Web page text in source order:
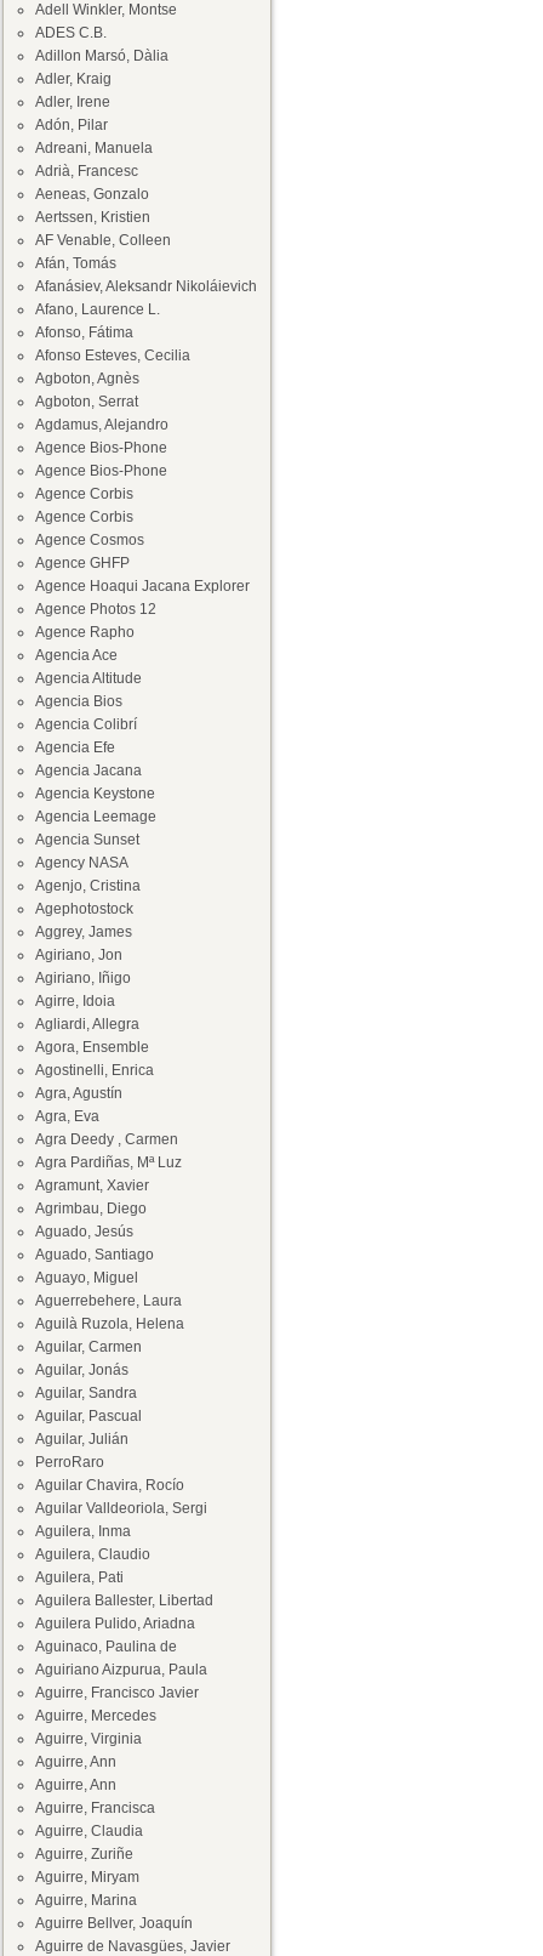
Adell Winkler, Montse
ADES C.B.
Adillon Marsó, Dàlia
Adler, Kraig
Adler, Irene
Adón, Pilar
Adreani, Manuela
Adrià, Francesc
Aeneas, Gonzalo
Aertssen, Kristien
AF Venable, Colleen
Afán, Tomás
Afanásiev, Aleksandr Nikoláievich
Afano, Laurence L.
Afonso, Fátima
Afonso Esteves, Cecilia
Agboton, Agnès
Agboton, Serrat
Agdamus, Alejandro
Agence Bios-Phone
Agence Bios-Phone
Agence Corbis
Agence Corbis
Agence Cosmos
Agence GHFP
Agence Hoaqui Jacana Explorer
Agence Photos 12
Agence Rapho
Agencia Ace
Agencia Altitude
Agencia Bios
Agencia Colibrí
Agencia Efe
Agencia Jacana
Agencia Keystone
Agencia Leemage
Agencia Sunset
Agency NASA
Agenjo, Cristina
Agephotostock
Aggrey, James
Agiriano, Jon
Agiriano, Iñigo
Agirre, Idoia
Agliardi, Allegra
Agora, Ensemble
Agostinelli, Enrica
Agra, Agustín
Agra, Eva
Agra Deedy , Carmen
Agra Pardiñas, Mª Luz
Agramunt, Xavier
Agrimbau, Diego
Aguado, Jesús
Aguado, Santiago
Aguayo, Miguel
Aguerrebehere, Laura
Aguilà Ruzola, Helena
Aguilar, Carmen
Aguilar, Jonás
Aguilar, Sandra
Aguilar, Pascual
Aguilar, Julián
PerroRaro
Aguilar Chavira, Rocío
Aguilar Valldeoriola, Sergi
Aguilera, Inma
Aguilera, Claudio
Aguilera, Pati
Aguilera Ballester, Libertad
Aguilera Pulido, Ariadna
Aguinaco, Paulina de
Aguiriano Aizpurua, Paula
Aguirre, Francisco Javier
Aguirre, Mercedes
Aguirre, Virginia
Aguirre, Ann
Aguirre, Ann
Aguirre, Francisca
Aguirre, Claudia
Aguirre, Zuriñe
Aguirre, Miryam
Aguirre, Marina
Aguirre Bellver, Joaquín
Aguirre de Navasgües, Javier